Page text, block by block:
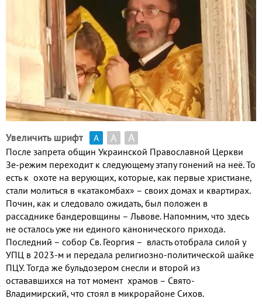
Увеличить шрифт А А А
После запрета общин Украинской Православной Церкви
Зе-режим переходит к следующему этапу гонений на неё. То
есть к охоте на верующих, которые, как первые христиане,
стали молиться в «катакомбах» – своих домах и квартирах.
Почин, как и следовало ожидать, был положен в
рассаднике бандеровщины – Львове. Напомним, что здесь
не осталось уже ни единого канонического прихода.
Последний – собор Св. Георгия – власть отобрала силой у
УПЦ в 2023-м и передала религиозно-политической шайке
ПЦУ. Тогда же бульдозером снесли и второй из
остававшихся на тот момент храмов – Свято-
Владимирский, что стоял в микрорайоне Сихов.